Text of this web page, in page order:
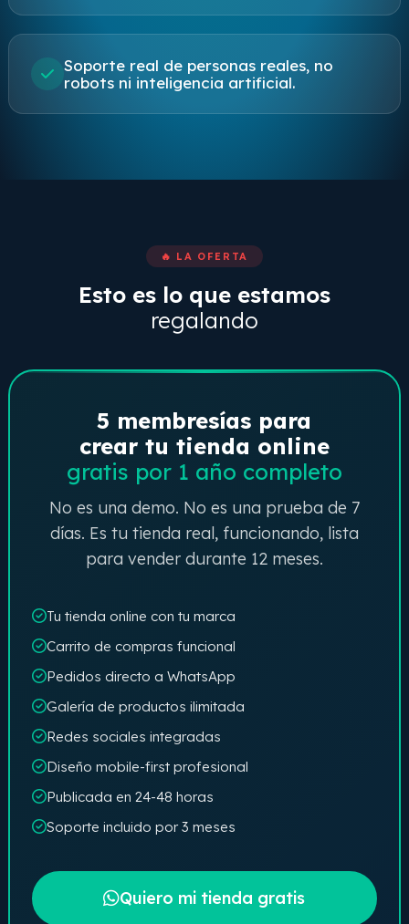
Soporte real de personas reales, no
robots ni inteligencia artificial.
🔥 LA OFERTA
Esto es lo que estamos
regalando
5 membresías para
crear tu tienda online
gratis por 1 año completo
No es una demo. No es una prueba de 7
días. Es tu tienda real, funcionando, lista
para vender durante 12 meses.
Tu tienda online con tu marca
Carrito de compras funcional
Pedidos directo a WhatsApp
Galería de productos ilimitada
Redes sociales integradas
Diseño mobile-first profesional
Publicada en 24-48 horas
Soporte incluido por 3 meses
Quiero mi tienda gratis